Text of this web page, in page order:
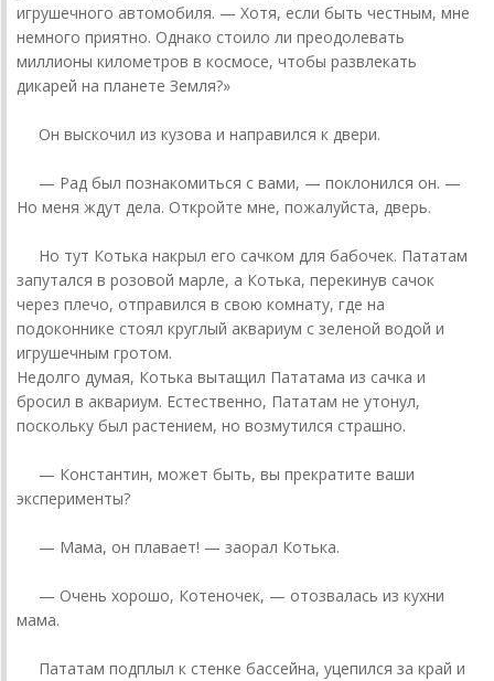
игрушечного автомобиля. — Хотя, если быть честным, мне
немного приятно. Однако стоило ли преодолевать
миллионы километров в космосе, чтобы развлекать
дикарей на планете Земля?»
Он выскочил из кузова и направился к двери.
— Рад был познакомиться с вами, — поклонился он. —
Но меня ждут дела. Откройте мне, пожалуйста, дверь.
Но тут Котька накрыл его сачком для бабочек. Пататам
запутался в розовой марле, а Котька, перекинув сачок
через плечо, отправился в свою комнату, где на
подоконнике стоял круглый аквариум с зеленой водой и
игрушечным гротом.
Недолго думая, Котька вытащил Пататама из сачка и
бросил в аквариум. Естественно, Пататам не утонул,
поскольку был растением, но возмутился страшно.
— Константин, может быть, вы прекратите ваши
эксперименты?
— Мама, он плавает! — заорал Котька.
— Очень хорошо, Котеночек, — отозвалась из кухни
мама.
Пататам подплыл к стенке бассейна, уцепился за край и